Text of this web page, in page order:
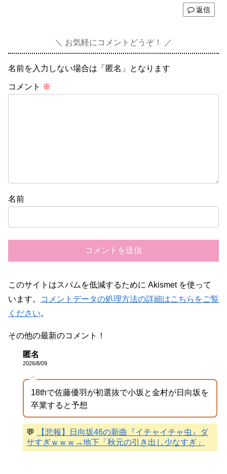
返信
お気軽にコメントどうぞ！
名前を入力しない場合は「匿名」となります
コメント ※
名前
このサイトはスパムを低減するために Akismet を使って
います。
コメントデータの処理方法の詳細はこちらをご覧
ください。
その他の最新のコメント！
匿名
2026/8/09
18thで佐藤優羽が初選抜で小坂と金村が日向坂を
卒業すると予想
💬
【悲報】日向坂46の新曲『イチャイチャ虫』ダ
サすぎｗｗｗ→地下「秋元の引き出し少なすぎ」